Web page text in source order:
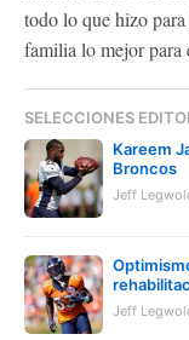
todo lo que hizo
familia lo mejor para
SELECCIONES
Kareem
Broncos
Jeff
Jeff